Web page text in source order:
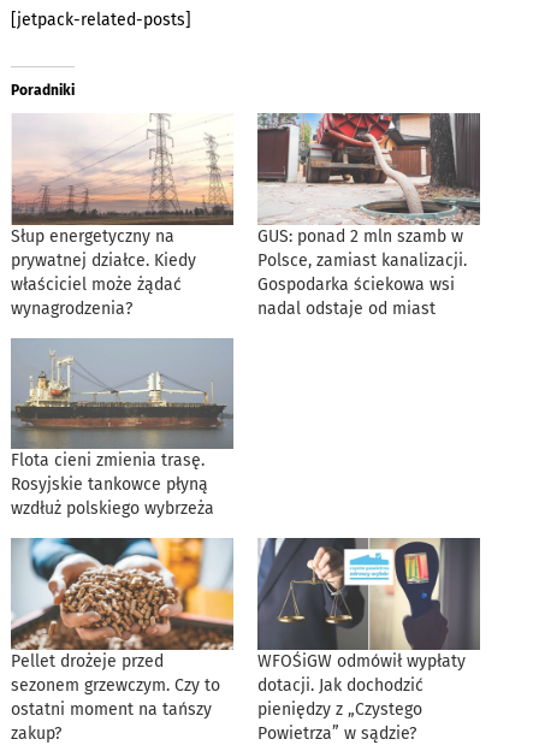
[jetpack-related-posts]
Poradniki
Słup energetyczny na
prywatnej działce. Kiedy
właściciel może żądać
wynagrodzenia?
GUS: ponad 2 mln szamb w
Polsce, zamiast kanalizacji.
Gospodarka ściekowa wsi
nadal odstaje od miast
Flota cieni zmienia trasę.
Rosyjskie tankowce płyną
wzdłuż polskiego wybrzeża
Pellet drożeje przed
sezonem grzewczym. Czy to
ostatni moment na tańszy
zakup?
WFOŚiGW odmówił wypłaty
dotacji. Jak dochodzić
pieniędzy z „Czystego
Powietrza” w sądzie?